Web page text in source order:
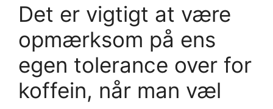
Det er vigtigt at være
opmærksom på ens
egen tolerance over for
koffein, når man væl